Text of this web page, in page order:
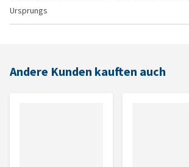
Ursprungs
Andere Kunden kauften auch